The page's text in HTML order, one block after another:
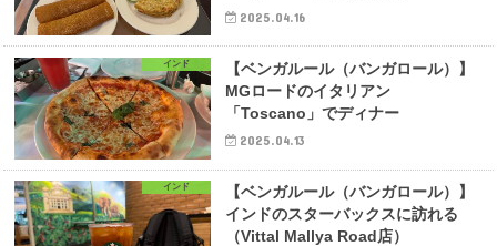
2025.04.16
インド
【ベンガルール（バンガロール）】
MGロードのイタリアン
「Toscano」でディナー
2025.04.13
インド
【ベンガルール（バンガロール）】
インドのスターバックスに訪れる
（Vittal Mallya Road店）